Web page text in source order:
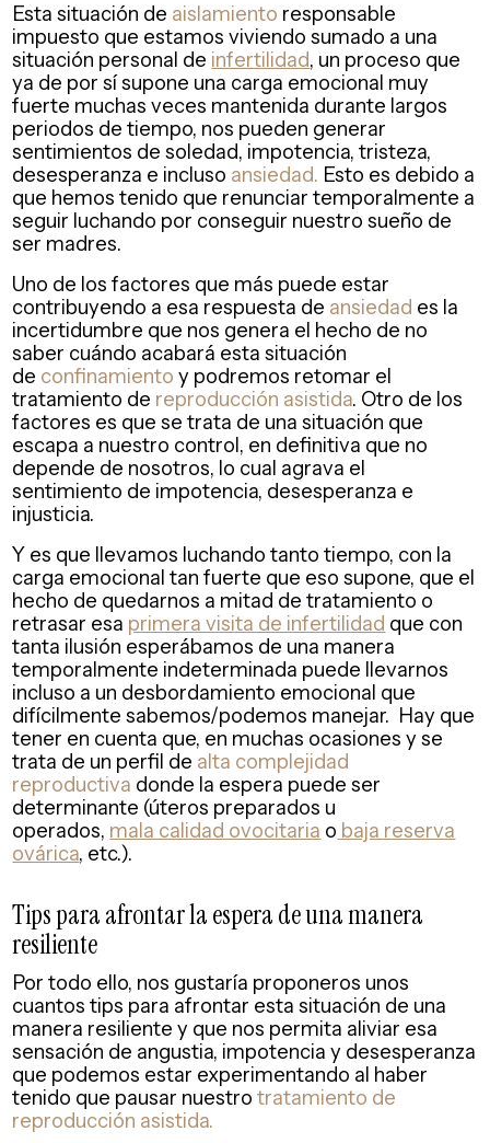
Esta situación de aislamiento responsable
impuesto que estamos viviendo sumado a una
situación personal de infertilidad, un proceso que
ya de por sí supone una carga emocional muy
fuerte muchas veces mantenida durante largos
periodos de tiempo, nos pueden generar
sentimientos de soledad, impotencia, tristeza,
desesperanza e incluso ansiedad. Esto es debido a
que hemos tenido que renunciar temporalmente a
seguir luchando por conseguir nuestro sueño de
ser madres.
Uno de los factores que más puede estar
contribuyendo a esa respuesta de ansiedad es la
incertidumbre que nos genera el hecho de no
saber cuándo acabará esta situación
de confinamiento y podremos retomar el
tratamiento de reproducción asistida. Otro de los
factores es que se trata de una situación que
escapa a nuestro control, en definitiva que no
depende de nosotros, lo cual agrava el
sentimiento de impotencia, desesperanza e
injusticia.
Y es que llevamos luchando tanto tiempo, con la
carga emocional tan fuerte que eso supone, que el
hecho de quedarnos a mitad de tratamiento o
retrasar esa primera visita de infertilidad que con
tanta ilusión esperábamos de una manera
temporalmente indeterminada puede llevarnos
incluso a un desbordamiento emocional que
difícilmente sabemos/podemos manejar. Hay que
tener en cuenta que, en muchas ocasiones y se
trata de un perfil de alta complejidad
reproductiva donde la espera puede ser
determinante (úteros preparados u
operados, mala calidad ovocitaria o baja reserva
ovárica, etc.).
Tips para afrontar la espera de una manera
resiliente
Por todo ello, nos gustaría proponeros unos
cuantos tips para afrontar esta situación de una
manera resiliente y que nos permita aliviar esa
sensación de angustia, impotencia y desesperanza
que podemos estar experimentando al haber
tenido que pausar nuestrotratamiento de
reproducción asistida.